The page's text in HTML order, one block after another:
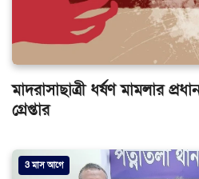
মাদরাসাছাত্রী ধর্ষণ মামলার
গ্রেপ্তার
3 মাস আগে